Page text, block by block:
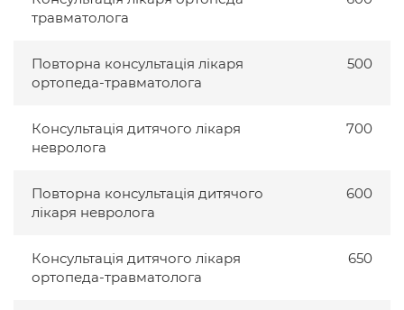
травматолога
Повторна консультація лікаря
ортопеда-травматолога
500
Консультація дитячого лікаря
невролога
700
Повторна консультація дитячого
лікаря невролога
600
Консультація дитячого лікаря
ортопеда-травматолога
650